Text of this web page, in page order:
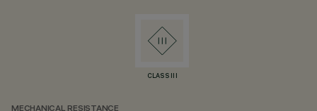
CLASS III